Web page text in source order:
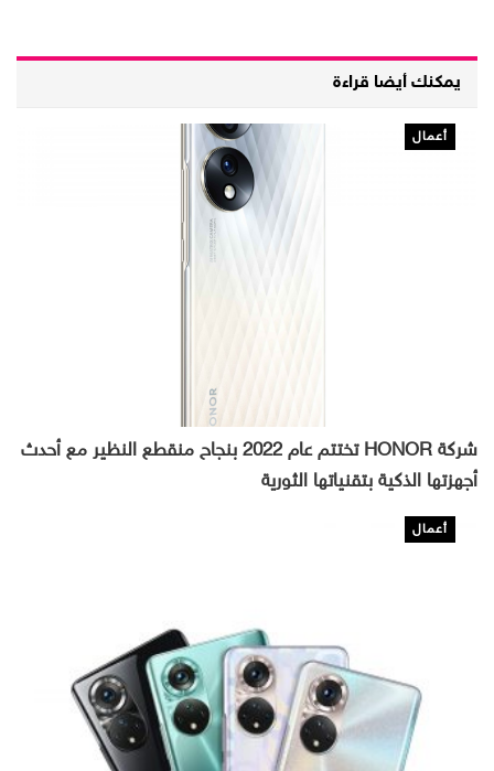
يمكنك أيضا قراءة
أعمال
شركة HONOR تختتم عام 2022 بنجاح منقطع النظير مع أحدث
أجهزتها الذكية بتقنياتها الثورية
أعمال